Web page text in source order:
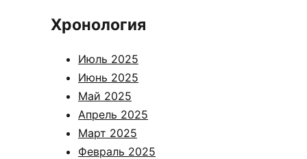
Хронология
Июль 2025
Июнь 2025
Май 2025
Апрель 2025
Март 2025
Февраль 2025